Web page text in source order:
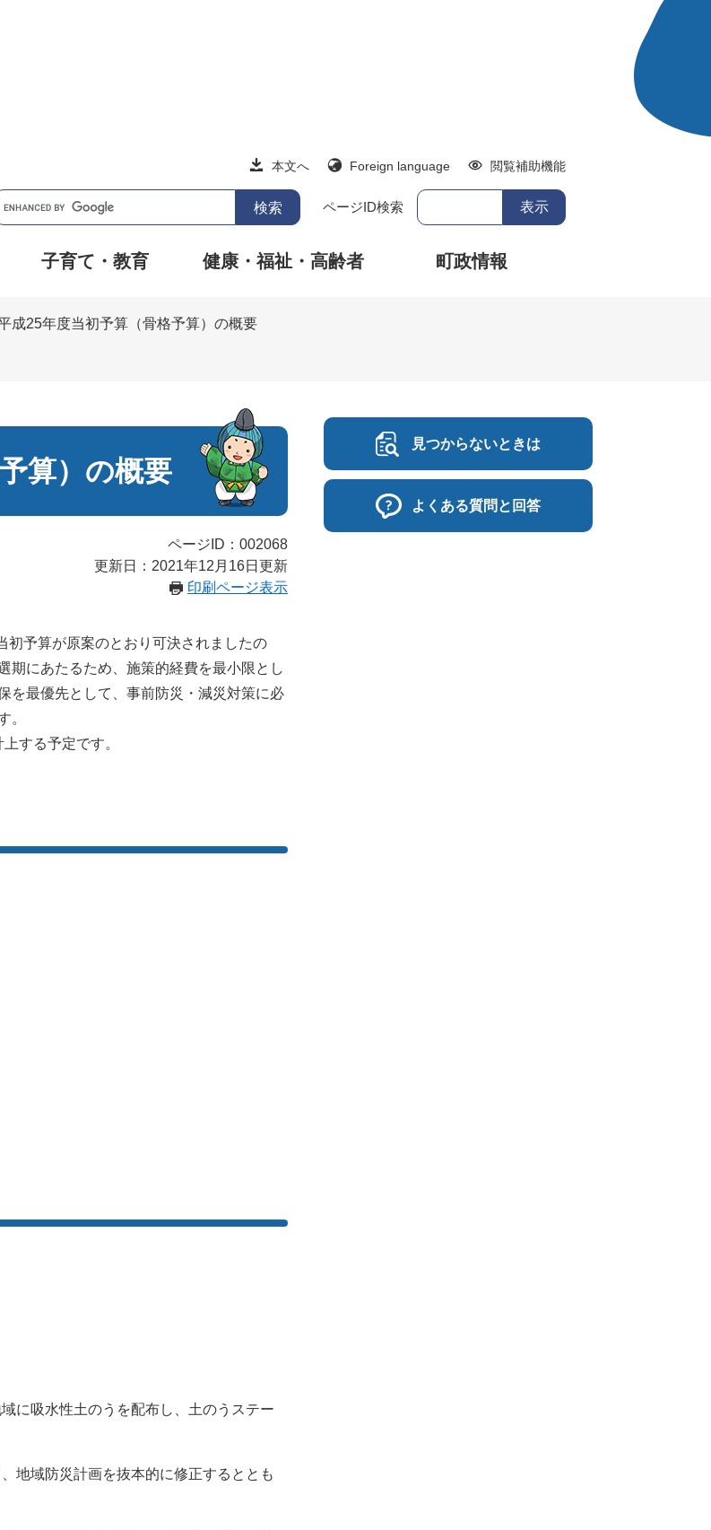
本文へ Foreign language 閲覧補助機能
ページID検索
子育て・教育 健康・福祉・高齢者 町政情報
成25年度当初予算（骨格予算）の概要
算）の概要
ページID：002068
更新日：2021年12月16日更新
印刷ページ表示
予算が原案のとおり可決されましたの
期にあたるため、施策的経費を最小限とし
を最優先として、事前防災・減災対策に必
。
する予定です。
に吸水性土のうを配布し、土のうステー
地域防災計画を抜本的に修正するととも
見つからないときは
よくある質問と回答